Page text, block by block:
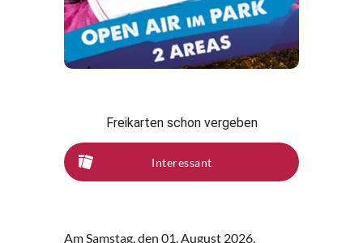
Freikarten schon vergeben
Interessant
Am Samstag, den 01. August 2026,